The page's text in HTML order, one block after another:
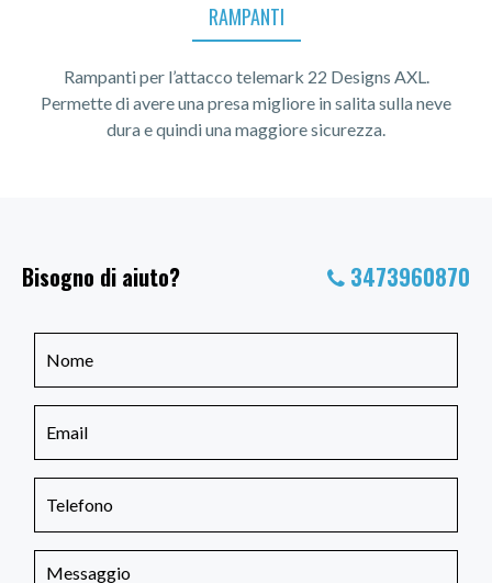
RAMPANTI
Rampanti per l’attacco telemark 22 Designs AXL.
Permette di avere una presa migliore in salita sulla neve
dura e quindi una maggiore sicurezza.
Bisogno di aiuto? 3473960870